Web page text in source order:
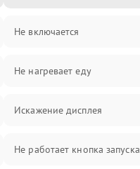
Не включается
Не нагревает еду
Искажение дисплея
Не работает кнопка запуска